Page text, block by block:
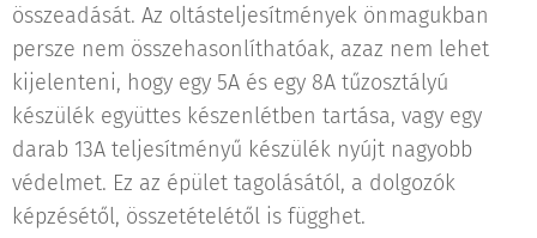
összeadását. Az oltásteljesítmények önmagukban
persze nem összehasonlíthatóak, azaz nem lehet
kijelenteni, hogy egy 5A és egy 8A tűzosztályú
készülék együttes készenlétben tartása, vagy egy
darab 13A teljesítményű készülék nyújt nagyobb
védelmet. Ez az épület tagolásától, a dolgozók
képzésétől, összetételétől is függhet.